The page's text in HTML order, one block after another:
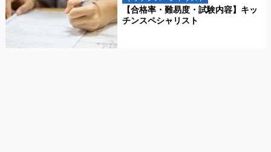
【合格率・難易度・試験内容】キッ
チンスペシャリスト